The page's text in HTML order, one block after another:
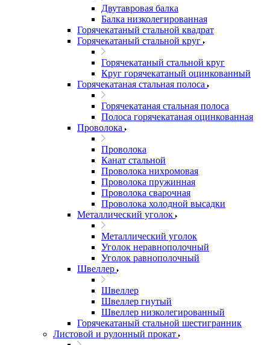
Двутавровая балка
Балка низколегированная
Горячекатаный стальной квадрат
Горячекатаный стальной круг
Горячекатаный стальной круг
Круг горячекатаный оцинкованный
Горячекатаная стальная полоса
Горячекатаная стальная полоса
Полоса горячекатаная оцинкованная
Проволока
Проволока
Канат стальной
Проволока нихромовая
Проволока пружинная
Проволока сварочная
Проволока холодной высадки
Металлический уголок
Металлический уголок
Уголок неравнополочный
Уголок равнополочный
Швеллер
Швеллер
Швеллер гнутый
Швеллер низколегированный
Горячекатаный стальной шестигранник
Листовой и рулонный прокат